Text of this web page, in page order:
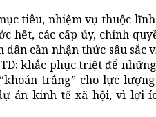
tiêu, nhiệm vụ thuộc
hết, các cấp ủy, chính
dân cần nhận thức sâu
khắc phục triệt để
trắng” cho lực
án kinh tế-xã hội, vì lợi